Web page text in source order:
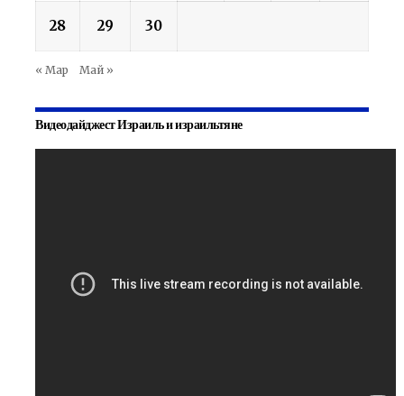
28 29 30
« Мар Май »
Видеодайджест Израиль и израильтяне